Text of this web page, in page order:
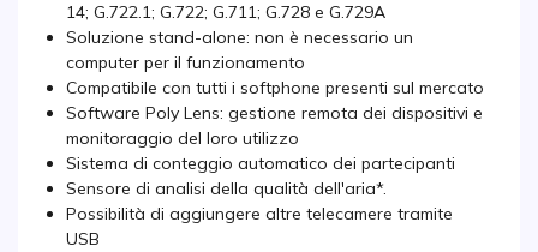
14; G.722.1; G.722; G.711; G.728 e G.729A
Soluzione stand-alone: non è necessario un
computer per il funzionamento
Compatibile con tutti i softphone presenti sul mercato
Software Poly Lens: gestione remota dei dispositivi e
monitoraggio del loro utilizzo
Sistema di conteggio automatico dei partecipanti
Sensore di analisi della qualità dell'aria*.
Possibilità di aggiungere altre telecamere tramite
USB